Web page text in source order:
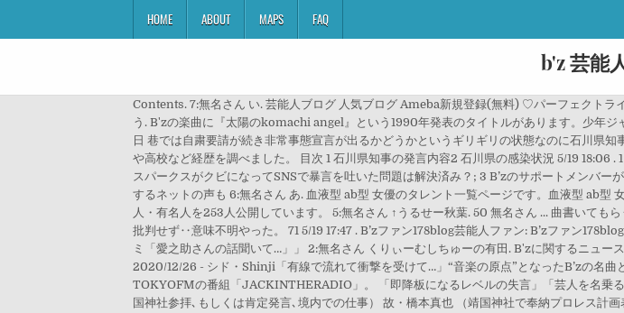
HOME ABOUT MAPS FAQ
b'z 芸能
Contents. 7:無名さん い. 芸能人ブログ 人気ブログ Ameba新規登録(無料) ♡パーフェクト
う. B'zの楽曲に『太陽のkomachi angel』という1990年発表のタイトルがあります。少年
日 巷では自粛要請が続き非常事態宣言が出るかどうかというギリギリの状態なのに石川県
や高校など経歴を調べました。 目次 1 石川県知事の発言内容2 石川県の感染状況 5/19 18:06
スパークスがクビになってSNSで暴言を吐いた問題は解決済み？; 3 B’zのサポートメンバ
するネットの声も 6:無名さん あ. 血液型 ab型 女優のタレント一覧ページです。血液型 ab
人・有名人を253人公開しています。 5:無名さん ↑うるせー秋葉. 50 無名さん ... 曲書いて
批判せず‥意味不明やった。 71 5/19 17:47 . B’zファン178blog芸能人ファン: B’zファン
ミ「愛之助さんの話聞いて…」」 2:無名さん くりぃーむしちゅーの有田. B'zに関するニュー
2020/12/26 - シド・Shinji「有線で流れて衝撃を受けて…」“音楽の原点”となったB’zの名
TOKYOFMの番組「JACKINTHERADIO」。 「即降板になるレベルの失言」「芸人を名乗
国神社参拝､もしくは肯定発言､境内での仕事） 故・橋本真也 （靖国神社で奉納プロレス計